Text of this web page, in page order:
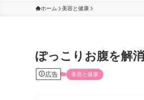
ホーム 美容と健康
ぽっこりお腹を解
広告 美容と健康